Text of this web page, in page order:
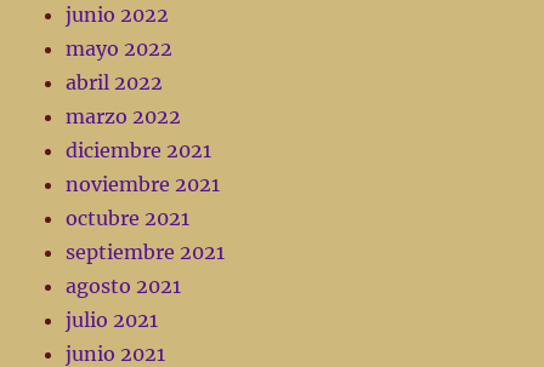
junio 2022
mayo 2022
abril 2022
marzo 2022
diciembre 2021
noviembre 2021
octubre 2021
septiembre 2021
agosto 2021
julio 2021
junio 2021